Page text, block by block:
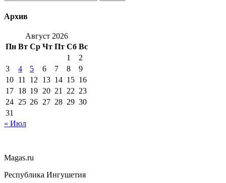
Архив
Август 2026
Пн Вт Ср Чт Пт Сб Вс
1
2
3
4 5 6 7 8
9
10 11 12 13 14 15 16
17 18 19 20 21 22 23
24 25 26 27 28 29 30
31
« Июл
Magas.ru
Республика Ингушетия